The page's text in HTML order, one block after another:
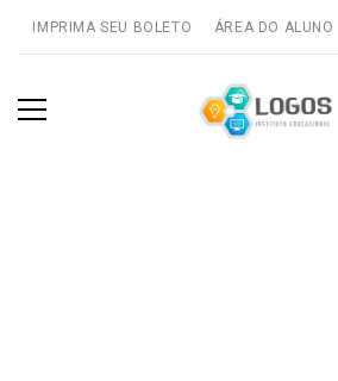
IMPRIMA SEU BOLETO ÁREA DO ALUNO